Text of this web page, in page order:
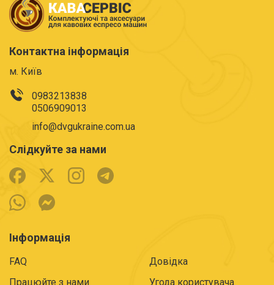
Контактна інформація
м. Київ
0983213838
0506909013
info@dvgukraine.com.ua
Слідкуйте за нами
Інформація
FAQ
Довідка
Працюйте з нами
Угода користувача